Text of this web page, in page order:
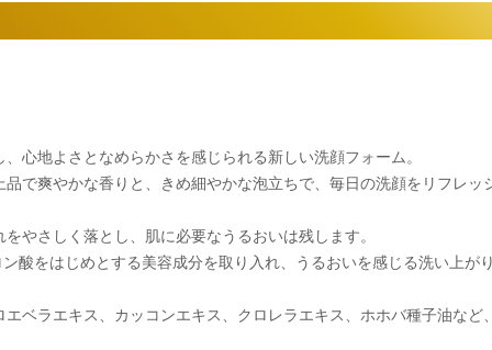
心地よさとなめらかさを感じられる新しい洗顔フォーム。
で爽やかな香りと、きめ細やかな泡立ちで、毎日の洗顔をリフレッ
やさしく落とし、肌に必要なうるおいは残します。
酸をはじめとする美容成分を取り入れ、うるおいを感じる洗い上がり
ベラエキス、カッコンエキス、クロレラエキス、ホホバ種子油など